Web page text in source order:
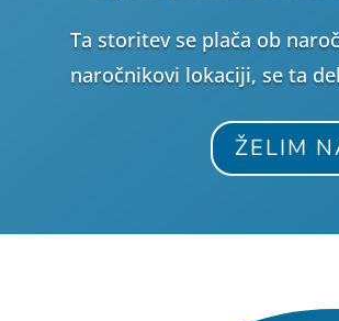
Ta storitev se plača ob
naročnikovi lokaciji, se ta
ŽELIM